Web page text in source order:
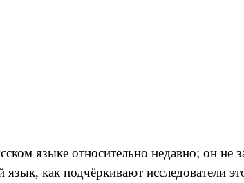
языке относительно недавно; он
язык, как подчёркивают исследователи